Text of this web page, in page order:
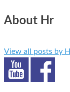
About Hr
View all posts by